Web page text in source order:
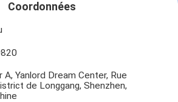
Coordonnées
A, Yanlord Dream Center, Rue
de Longgang, Shenzhen,